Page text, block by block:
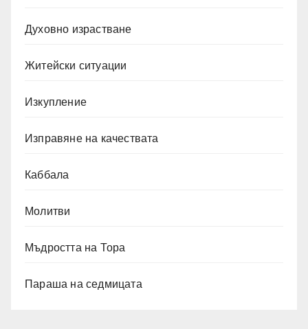
Духовно израстване
Житейски ситуации
Изкупление
Изправяне на качествата
Каббала
Молитви
Мъдростта на Тора
Параша на седмицата